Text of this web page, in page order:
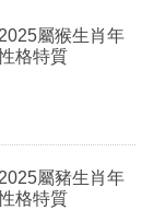
屬猴生肖年
格特質
屬豬生肖年
格特質